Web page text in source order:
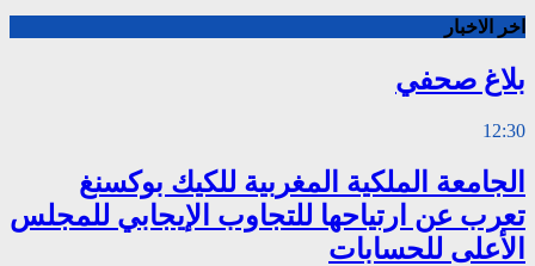
اخر الاخبار
بلاغ صحفي
12:30
الجامعة الملكية المغربية للكيك بوكسنغ
تعرب عن ارتياحها للتجاوب الإيجابي للمجلس
الأعلى للحسابات